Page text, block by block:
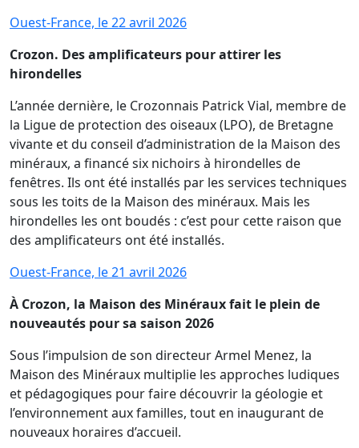
Ouest-France, le 22 avril 2026
Crozon. Des amplificateurs pour attirer les
hirondelles
L’année dernière, le Crozonnais Patrick Vial, membre de
la Ligue de protection des oiseaux (LPO), de Bretagne
vivante et du conseil d’administration de la Maison des
minéraux, a financé six nichoirs à hirondelles de
fenêtres. Ils ont été installés par les services techniques
sous les toits de la Maison des minéraux. Mais les
hirondelles les ont boudés : c’est pour cette raison que
des amplificateurs ont été installés.
Ouest-France, le 21 avril 2026
À Crozon, la Maison des Minéraux fait le plein de
nouveautés pour sa saison 2026
Sous l’impulsion de son directeur Armel Menez, la
Maison des Minéraux multiplie les approches ludiques
et pédagogiques pour faire découvrir la géologie et
l’environnement aux familles, tout en inaugurant de
nouveaux horaires d’accueil.